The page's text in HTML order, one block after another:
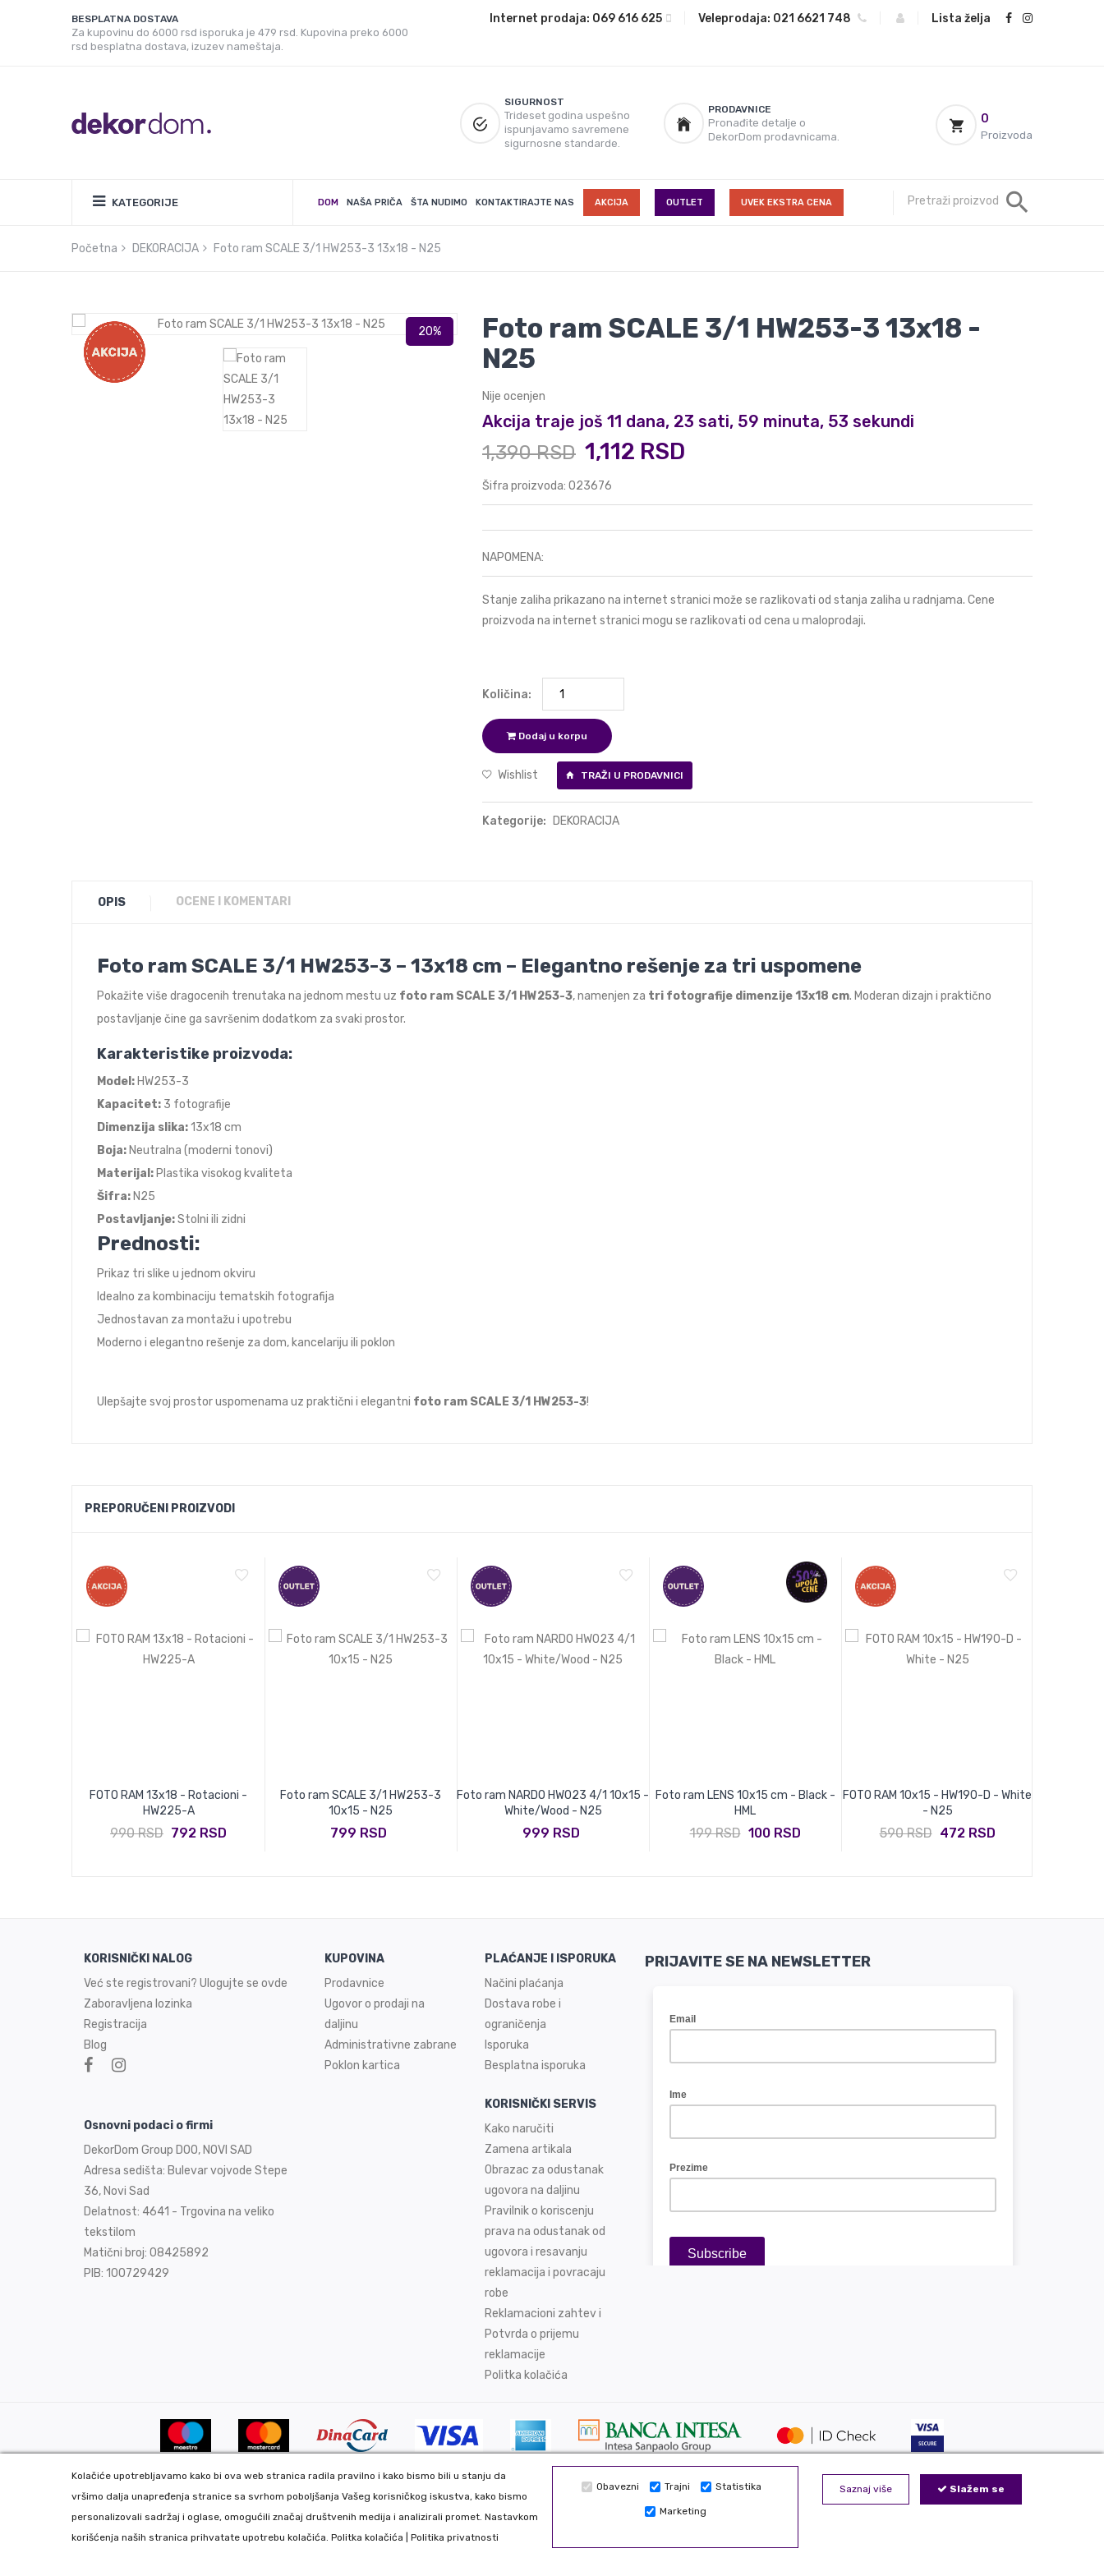
BESPLATNA DOSTAVA
Za kupovinu do 6000 rsd isporuka je 479 rsd. Kupovina preko 6000
rsd besplatna dostava, izuzev nameštaja.
Internet prodaja: 069 616 625 Veleprodaja: 021 6621 748 Lista želja
SIGURNOST
Trideset godina uspešno
ispunjavamo savremene
sigurnosne standarde.
PRODAVNICE
Pronađite detalje o
DekorDom prodavnicama.
0
Proizvoda
KATEGORIJE DOM NAŠA PRIČA ŠTA NUDIMO KONTAKTIRAJTE NAS AKCIJA OUTLET UVEK EKSTRA CENA
Početna DEKORACIJA Foto ram SCALE 3/1 HW253-3 13x18 - N25
Foto ram SCALE 3/1 HW253-3 13x18 -
N25
Nije ocenjen
Akcija traje još 11 dana, 23 sati, 59 minuta, 53 sekundi
1,390 RSD 1,112 RSD
Šifra proizvoda: 023676
NAPOMENA:
Stanje zaliha prikazano na internet stranici može se razlikovati od stanja zaliha u radnjama. Cene
proizvoda na internet stranici mogu se razlikovati od cena u maloprodaji.
Količina:
Dodaj u korpu
Wishlist TRAŽI U PRODAVNICI
Kategorije: DEKORACIJA
OPIS OCENE I KOMENTARI
Foto ram SCALE 3/1 HW253-3 – 13x18 cm – Elegantno rešenje za tri uspomene
Pokažite više dragocenih trenutaka na jednom mestu uz foto ram SCALE 3/1 HW253-3, namenjen za tri fotografije dimenzije 13x18 cm. Moderan dizajn i praktično
postavljanje čine ga savršenim dodatkom za svaki prostor.
Karakteristike proizvoda:
Model: HW253-3
Kapacitet: 3 fotografije
Dimenzija slika:13x18 cm
Boja: Neutralna (moderni tonovi)
Materijal: Plastika visokog kvaliteta
Šifra: N25
Postavljanje:Stolni ili zidni
Prednosti:
Prikaz tri slike u jednom okviru
Idealno za kombinaciju tematskih fotografija
Jednostavan za montažu i upotrebu
Moderno i elegantno rešenje za dom, kancelariju ili poklon
Ulepšajte svoj prostor uspomenama uz praktični i elegantni foto ram SCALE 3/1 HW253-3!
PREPORUČENI PROIZVODI
FOTO RAM 13x18 - Rotacioni -
HW225-A
990 RSD 792 RSD
Foto ram SCALE 3/1 HW253-3
10x15 - N25
799 RSD
Foto ram NARDO HW023 4/1 10x15 -
White/Wood - N25
999 RSD
Foto ram LENS 10x15 cm - Black -
HML
199 RSD 100 RSD
FOTO RAM 10x15 - HW190-D - White
- N25
590 RSD 472 RSD
Kolačiće upotrebljavamo kako bi ova web stranica radila pravilno i kako bismo bili u stanju da
vršimo dalja unapređenja stranice sa svrhom poboljšanja Vašeg korisničkog iskustva, kako bismo
personalizovali sadržaj i oglase, omogućili značaj društvenih medija i analizirali promet. Nastavkom
korišćenja naših stranica prihvatate upotrebu kolačića. Politka kolačića Politika privatnosti
Obavezni Trajni Statistika
Marketing
Saznaj više Slažem se
KORISNIČKI NALOG
Već ste registrovani? Ulogujte se ovde
Zaboravljena lozinka
Registracija
Blog
Osnovni podaci o firmi
DekorDom Group DOO, NOVI SAD
Adresa sedišta: Bulevar vojvode Stepe
36, Novi Sad
Delatnost: 4641 - Trgovina na veliko
tekstilom
Matični broj: 08425892
PIB: 100729429
KUPOVINA
Prodavnice
Ugovor o prodaji na
daljinu
Administrativne zabrane
Poklon kartica
PLAĆANJE I ISPORUKA
Načini plaćanja
Dostava robe i
ograničenja
Isporuka
Besplatna isporuka
KORISNIČKI SERVIS
Kako naručiti
Zamena artikala
Obrazac za odustanak
ugovora na daljinu
Pravilnik o koriscenju
prava na odustanak od
ugovora i resavanju
reklamacija i povracaju
robe
Reklamacioni zahtev i
Potvrda o prijemu
reklamacije
Politka kolačića
PRIJAVITE SE NA NEWSLETTER
www.wbsdigital.com
Sve podatke koje unosite na našoj online prodavnici koristimo isključivo u našoj kompaniji
tako da možete biti bezbedni da Vaše podatke nećemo davati trećim licima. Nastojimo